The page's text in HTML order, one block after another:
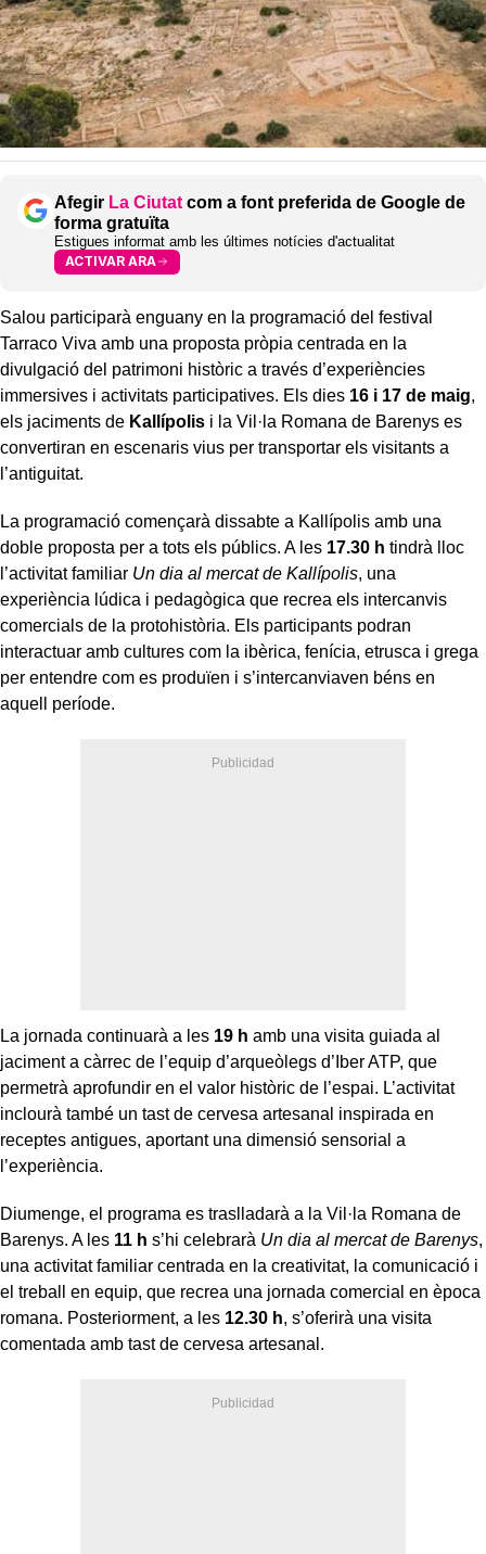
Afegir La Ciutat com a font preferida de Google de
forma gratuïta
Estigues informat amb les últimes notícies d'actualitat
ACTIVAR ARA
Salou participarà enguany en la programació del festival
Tarraco Viva amb una proposta pròpia centrada en la
divulgació del patrimoni històric a través d’experiències
immersives i activitats participatives. Els dies 16 i 17 de maig,
els jaciments de Kallípolis i la Vil·la Romana de Barenys es
convertiran en escenaris vius per transportar els visitants a
l’antiguitat.
La programació començarà dissabte a Kallípolis amb una
doble proposta per a tots els públics. A les 17.30 h tindrà lloc
l’activitat familiar Un dia al mercat de Kallípolis, una
experiència lúdica i pedagògica que recrea els intercanvis
comercials de la protohistòria. Els participants podran
interactuar amb cultures com la ibèrica, fenícia, etrusca i grega
per entendre com es produïen i s’intercanviaven béns en
aquell període.
La jornada continuarà a les 19 h amb una visita guiada al
jaciment a càrrec de l’equip d’arqueòlegs d’Iber ATP, que
permetrà aprofundir en el valor històric de l’espai. L’activitat
inclourà també un tast de cervesa artesanal inspirada en
receptes antigues, aportant una dimensió sensorial a
l’experiència.
Diumenge, el programa es traslladarà a la Vil·la Romana de
Barenys. A les 11 h s’hi celebrarà Un dia al mercat de Barenys,
una activitat familiar centrada en la creativitat, la comunicació i
el treball en equip, que recrea una jornada comercial en època
romana. Posteriorment, a les 12.30 h, s’oferirà una visita
comentada amb tast de cervesa artesanal.